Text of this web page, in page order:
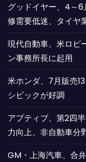
グッドイヤー、4～
修需要低迷、タイヤ
現代自動車、米ロビ
ン事務所長に起用
米ホンダ、7月販売
シビックが好調
アプティブ、第2四
力向上、非自動車分
GM・上海汽車、合